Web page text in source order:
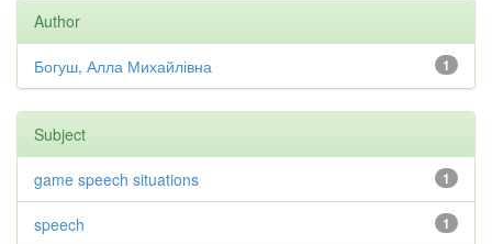
Author
1
Богуш, Алла Михайлівна
Subject
1
game speech situations
1
speech